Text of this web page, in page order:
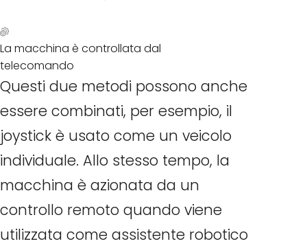
La macchina è controllata dal
telecomando
Questi due metodi possono anche
essere combinati, per esempio, il
joystick è usato come un veicolo
individuale. Allo stesso tempo, la
macchina è azionata da un
controllo remoto quando viene
utilizzata come assistente robotico